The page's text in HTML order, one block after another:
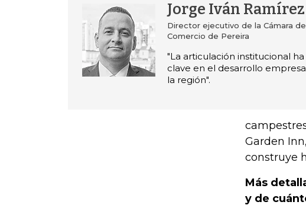
Jorge Iván Ramírez
Director ejecutivo de la Cámara de
Comercio de Pereira
"La articulación institucional ha
clave en el desarrollo
la región".
Garden
construye
Más
y de